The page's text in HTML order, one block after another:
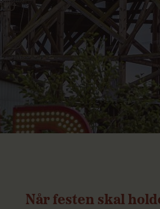
Når festen skal